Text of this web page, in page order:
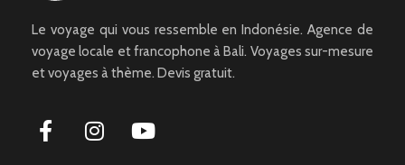
Le voyage qui vous ressemble en Indonésie. Agence de
voyage locale et francophone à Bali. Voyages sur-mesure
et voyages à thème. Devis gratuit.